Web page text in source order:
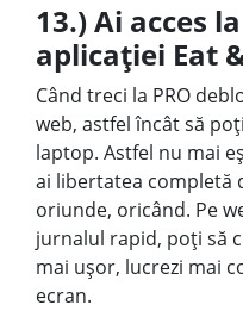
13.) Ai acces
aplicației Eat
Când treci la PRO
web, astfel încât să
laptop. Astfel nu mai
ai libertatea completă
oriunde, oricând. Pe
jurnalul rapid, poți să
mai ușor, lucrezi mai
ecran.